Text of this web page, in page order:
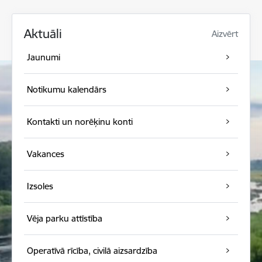
Aktuāli Aizvērt
Jaunumi
Notikumu kalendārs
Kontakti un norēķinu konti
Vakances
Izsoles
Vēja parku attīstība
Operatīvā rīcība, civilā aizsardzība